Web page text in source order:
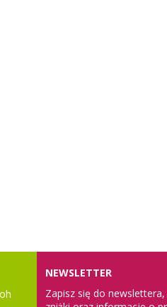
NEWSLETTER
Zapisz się do